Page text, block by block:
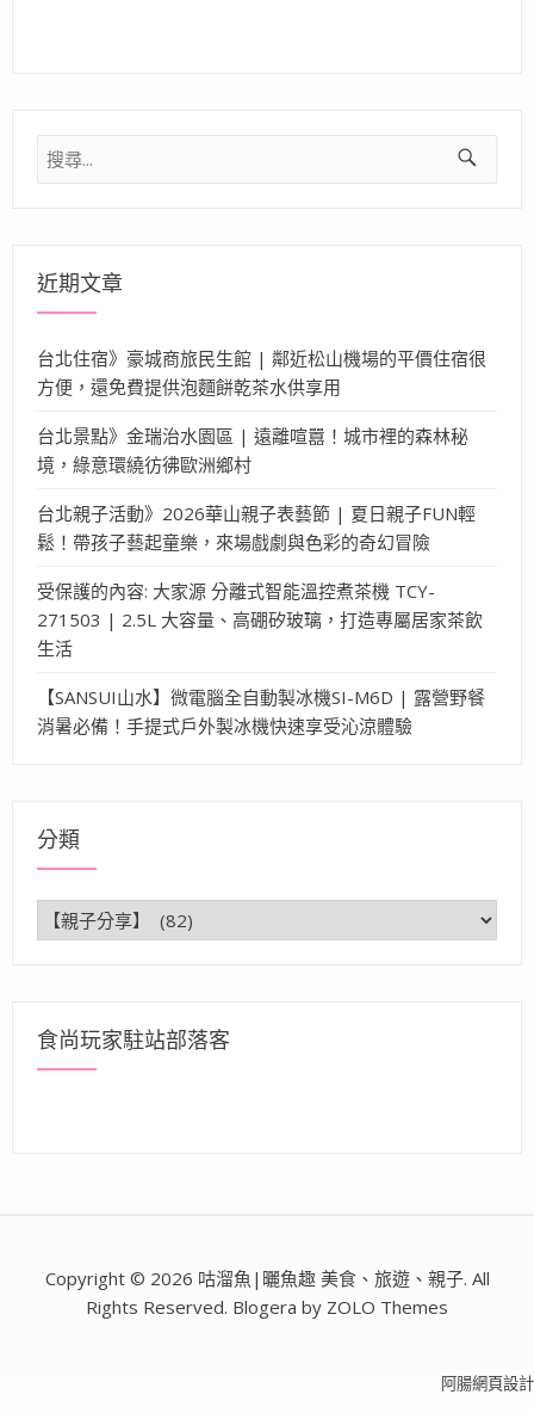
搜
近期文章
台北住宿》豪城商旅民生館 | 鄰近松山機場的平價住宿很
方便，還免費提供泡麵餅乾茶水供享用
台北景點》金瑞治水園區 | 遠離喧囂！城市裡的森林秘
境，綠意環繞彷彿歐洲鄉村
台北親子活動》2026華山親子表藝節 | 夏日親子FUN輕
鬆！帶孩子藝起童樂，來場戲劇與色彩的奇幻冒險
受保護的內容: 大家源 分離式智能溫控煮茶機 TCY-
271503 | 2.5L 大容量、高硼矽玻璃，打造專屬居家茶飲
生活
【SANSUI山水】微電腦全自動製冰機SI-M6D | 露營野餐
消暑必備！手提式戶外製冰機快速享受沁涼體驗
分類
類
食尚玩家駐站部落客
Copyright © 2026 咕溜魚|曬魚趣 美食、旅遊、親子. All
Rights Reserved. Blogera by ZOLO Themes
阿腸網頁設計